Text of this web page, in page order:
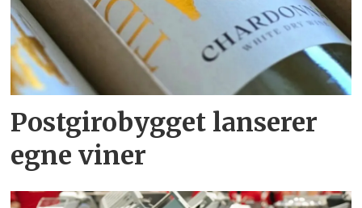
Postgirobygget lanserer
egne viner